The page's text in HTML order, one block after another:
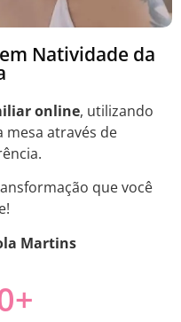
Natividade da
online, utilizando
mesa através de
que você
Martins
+